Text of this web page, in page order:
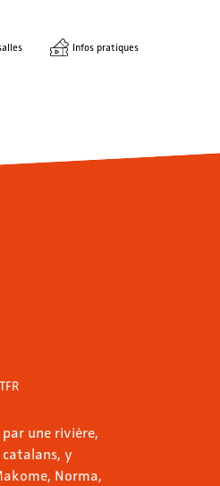
Infos pratiques
une rivière,
y
Norma,